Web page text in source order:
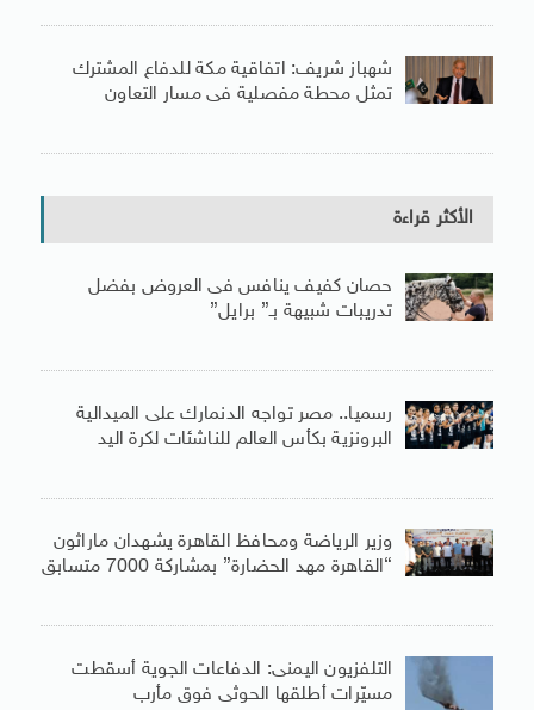
شهباز شريف: اتفاقية مكة للدفاع المشترك
تمثل محطة مفصلية فى مسار التعاون
الأكثر قراءة
حصان كفيف ينافس فى العروض بفضل
تدريبات شبيهة بـ” برايل”
رسميا.. مصر تواجه الدنمارك على الميدالية
البرونزية بكأس العالم للناشئات لكرة اليد
وزير الرياضة ومحافظ القاهرة يشهدان ماراثون
“القاهرة مهد الحضارة” بمشاركة 7000 متسابق
التلفزيون اليمنى: الدفاعات الجوية أسقطت
مسيّرات أطلقها الحوثى فوق مأرب